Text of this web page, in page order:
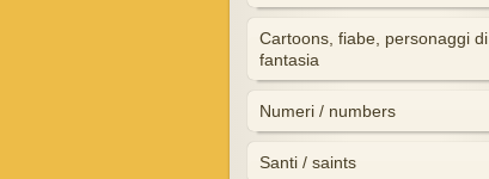
Cartoons, fiabe, personaggi di
fantasia
Numeri / numbers
Santi / saints